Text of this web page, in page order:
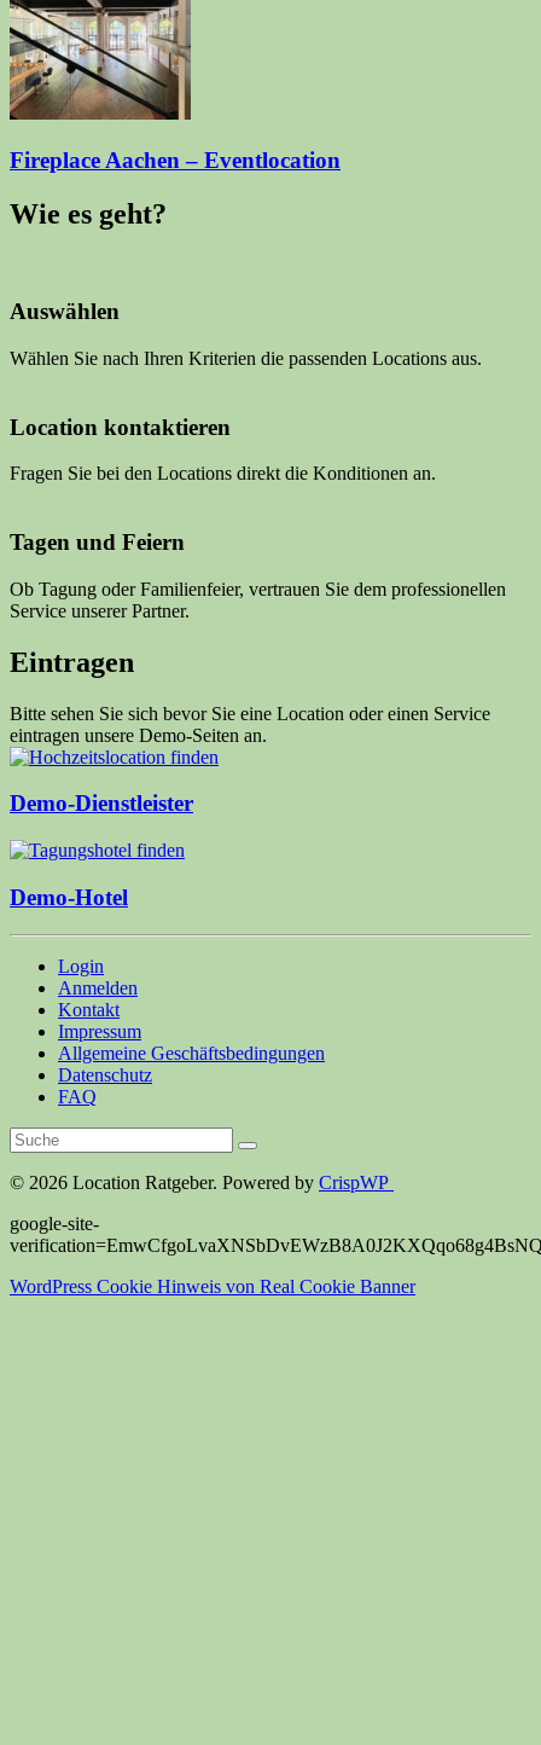
Fireplace Aachen – Eventlocation
Wie es geht?
Auswählen
Wählen Sie nach Ihren Kriterien die passenden Locations aus.
Location kontaktieren
Fragen Sie bei den Locations direkt die Konditionen an.
Tagen und Feiern
Ob Tagung oder Familienfeier, vertrauen Sie dem professionellen
Service unserer Partner.
Eintragen
Bitte sehen Sie sich bevor Sie eine Location oder einen Service
eintragen unsere Demo-Seiten an.
Demo-Dienstleister
Demo-Hotel
Login
Anmelden
Kontakt
Impressum
Allgemeine Geschäftsbedingungen
Datenschutz
FAQ
© 2026 Location Ratgeber. Powered by CrispWP
google-site-
WordPress Cookie Hinweis von Real Cookie Banner